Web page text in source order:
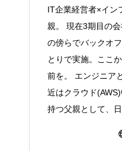
IT企業経営者×イン
親。 現在3期目の
の傍らでバックオ
とりで実施。ここ
前を。 エンジニア
近はクラウド
持つ父親として、